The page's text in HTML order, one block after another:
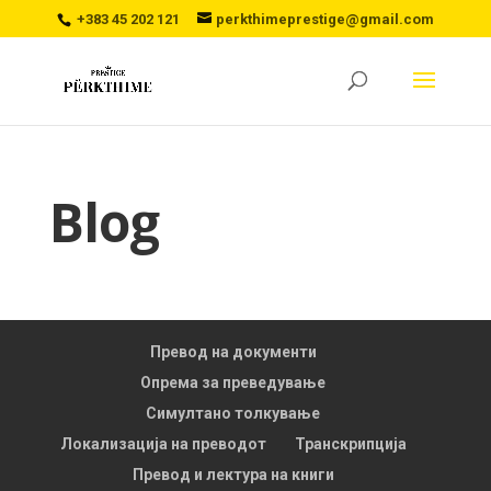
+383 45 202 121 perkthimeprestige@gmail.com
Blog
Превод на документи
Опрема за преведување
Симултано толкување
Локализација на преводот
Транскрипција
Превод и лектура на книги